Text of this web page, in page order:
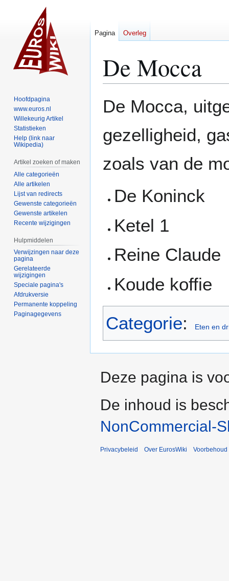
De Mocca
navigatie
zoeken
De Mocca,
gezelligheid,
zoals van de
De Koninck
Ketel 1
Reine Claude
Koude koffie
Categorie: Eten en
Pagina Overleg
Hoofdpagina
www.euros.nl
Willekeurig Artikel
Statistieken
Help (link naar
Wikipedia)
Artikel zoeken of maken
Alle categorieën
Alle artikelen
Lijst van redirects
Gewenste categorieën
Gewenste artikelen
Recente wijzigingen
Hulpmiddelen
Verwijzingen naar deze
pagina
Gerelateerde
wijzigingen
Speciale pagina's
Afdrukversie
Permanente koppeling
Paginagegevens
Deze pagina is
De inhoud is
NonCommercial-
Privacybeleid Over EurosWiki Voorbehoud